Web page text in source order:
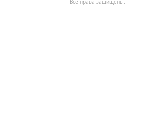
Все права защищены.